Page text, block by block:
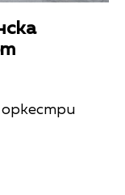
оркестри